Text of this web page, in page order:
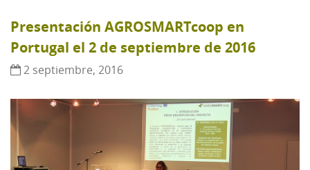
Presentación AGROSMARTcoop en
Portugal el 2 de septiembre de 2016
2 septiembre, 2016